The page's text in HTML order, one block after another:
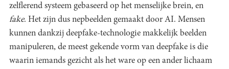
zelflerend systeem gebaseerd op het menselijke brein, en
fake. Het zijn dus nepbeelden gemaakt door AI. Mensen
kunnen dankzij deepfake-technologie makkelijk beelden
manipuleren, de meest gekende vorm van deepfake is die
waarin iemands gezicht als het ware op een ander lichaam